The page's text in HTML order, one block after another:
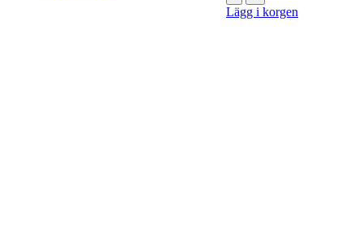
Lägg i korgen